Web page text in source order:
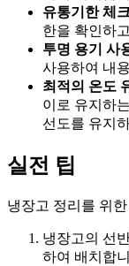
유통기한 체
한을 확인하
투명 용기 사
사용하여 내
최적의 온도
이로 유지하
선도를 유지
실전 팁
냉장고 정리를 위
냉장고의 선
하여 배치합